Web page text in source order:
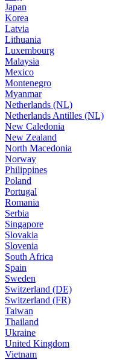
Japan
Korea
Latvia
Lithuania
Luxembourg
Malaysia
Mexico
Montenegro
Myanmar
Netherlands (NL)
Netherlands Antilles (NL)
New Caledonia
New Zealand
North Macedonia
Norway
Philippines
Poland
Portugal
Romania
Serbia
Singapore
Slovakia
Slovenia
South Africa
Spain
Sweden
Switzerland (DE)
Switzerland (FR)
Taiwan
Thailand
Ukraine
United Kingdom
Vietnam